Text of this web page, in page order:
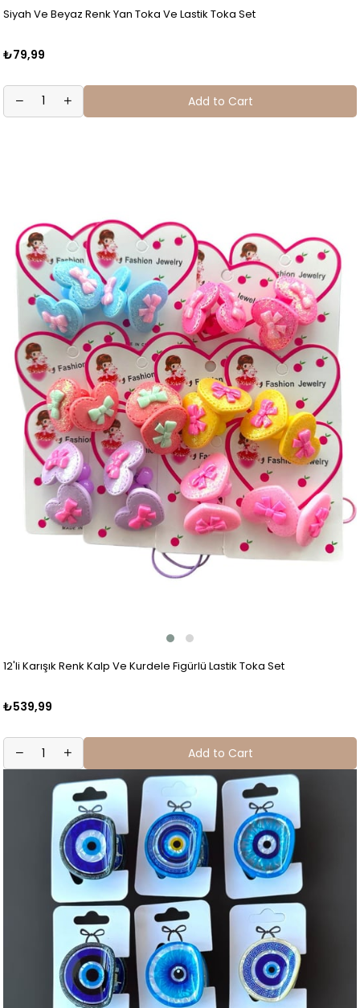
Siyah Ve Beyaz Renk Yan Toka Ve Lastik Toka Set
₺79,99
Add to Cart
12'li Karışık Renk Kalp Ve Kurdele Figürlü Lastik Toka Set
₺539,99
Add to Cart